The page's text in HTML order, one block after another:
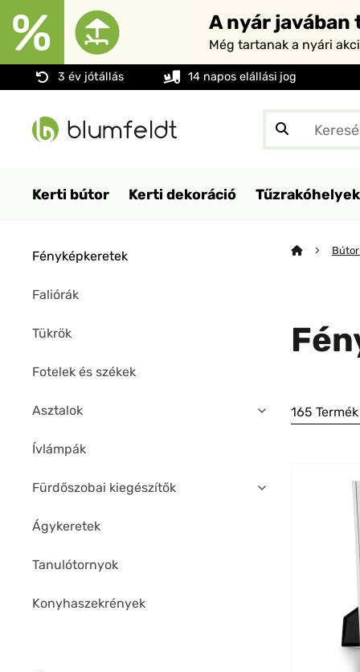
A nyár
Még tartanak a nyári
3 év jótállás 14 napos elállási jog
Kerti bútor Kerti dekoráció
Fényképkeretek
Faliórák
Tükrök
Fotelek és székek
Asztalok
Ívlámpák
Fürdőszobai kiegészítők
Ágykeretek
Tanulótornyok
Konyhaszekrények
165 Termék